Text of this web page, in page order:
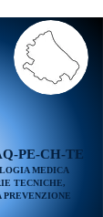
PE-CH-TE
MEDICA
TECNICHE,